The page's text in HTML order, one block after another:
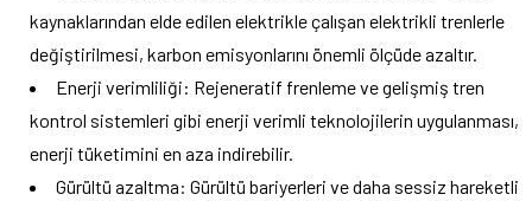
kaynaklarından elde edilen elektrikle çalışan elektrikli trenlerle
değiştirilmesi, karbon emisyonlarını önemli ölçüde azaltır.
Enerji verimliliği: Rejeneratif frenleme ve gelişmiş tren
kontrol sistemleri gibi enerji verimli teknolojilerin uygulanması,
enerji tüketimini en aza indirebilir.
Gürültü azaltma: Gürültü bariyerleri ve daha sessiz hareketli